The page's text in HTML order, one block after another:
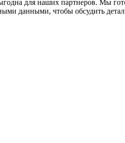
для наших партнеров. Мы
данными, чтобы обсудить